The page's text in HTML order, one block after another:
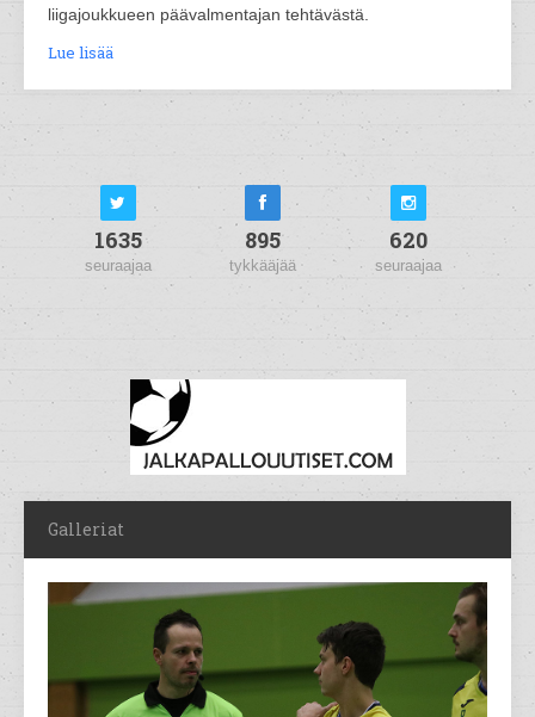
liigajoukkueen päävalmentajan tehtävästä.
Lue lisää
1635
seuraajaa
895
tykkääjää
620
seuraajaa
Galleriat